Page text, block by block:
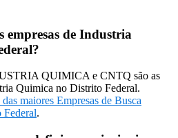
empresas de Industria
QUIMICA e CNTQ são as
Quimica no Distrito Federal.
maiores Empresas de Busca
.